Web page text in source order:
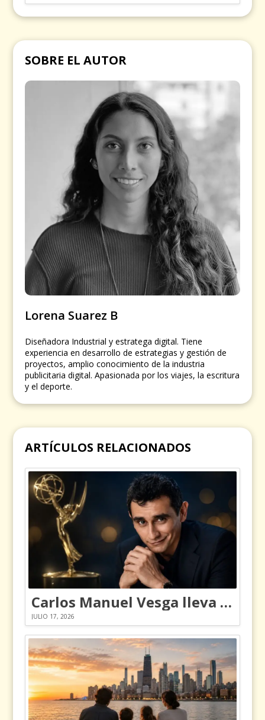
SOBRE EL AUTOR
Lorena Suarez B
Diseñadora Industrial y estratega digital. Tiene
experiencia en desarrollo de estrategias y gestión de
proyectos, amplio conocimiento de la industria
publicitaria digital. Apasionada por los viajes, la escritura
y el deporte.
ARTÍCULOS RELACIONADOS
Carlos Manuel Vesga lleva el nombre de Colombia a los Emmy
JULIO 17, 2026